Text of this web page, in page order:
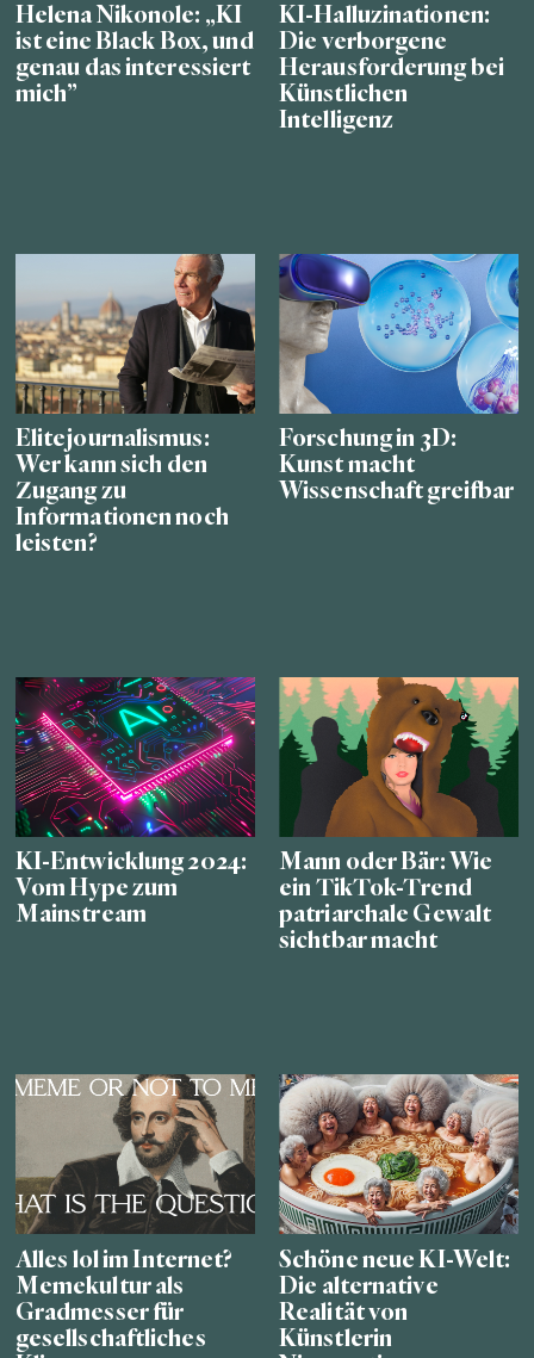
Helena Nikonole: „KI
ist eine Black Box, und
genau das interessiert
mich”
KI-Halluzinationen:
Die verborgene
Herausforderung bei
Künstlichen
Intelligenz
Elitejournalismus:
Wer kann sich den
Zugang zu
Informationen noch
leisten?
Forschung in 3D:
Kunst macht
Wissenschaft greifbar
KI-Entwicklung 2024:
Vom Hype zum
Mainstream
Mann oder Bär: Wie
ein TikTok-Trend
patriarchale Gewalt
sichtbar macht
Alles lol im Internet?
Memekultur als
Gradmesser für
gesellschaftliches
Schöne neue KI-Welt:
Die alternative
Realität von
Künstlerin